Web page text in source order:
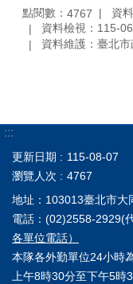
點閱數： 4767
資
資料檢視：115-
資料維護：臺北
:::
更新日期
115-08-07
瀏覽人次
4767
地址：103013臺北市大
電話：(02)2558-2929(
各單位電話）
本隊各外勤單位24小時
上午8時30分至下午5時